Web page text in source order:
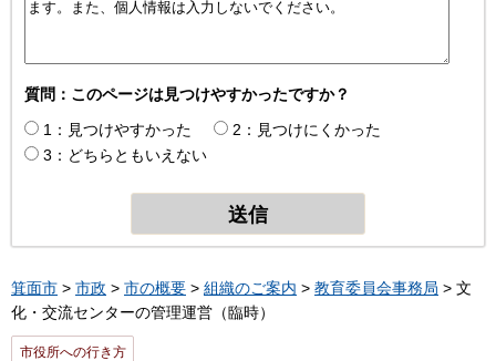
質問：このページは見つけやすかったですか？
1：見つけやすかった
2：見つけにくかった
3：どちらともいえない
箕面市 > 市政 > 市の概要 > 組織のご案内 > 教育委員会事務局 > 文
化・交流センターの管理運営（臨時）
市役所への行き方